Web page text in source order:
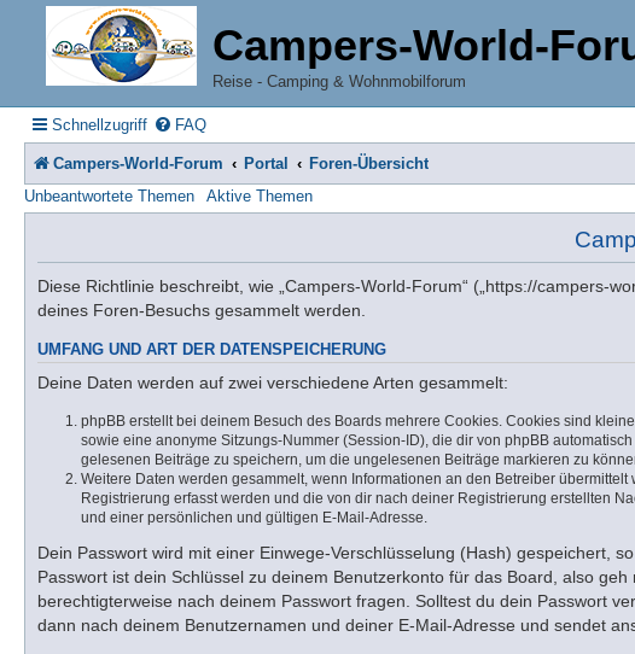
Campers-World-
Reise - Camping & Wohnmobilforum
Schnellzugriff FAQ
Campers-World-Forum Portal
Foren-Übersicht
Unbeantwortete Themen
Aktive Themen
Diese Richtlinie beschreibt, wie „Campers-World-Forum“ („https://campers-
deines Foren-Besuchs gesammelt werden.
UMFANG UND ART DER DATENSPEICHERUNG
Deine Daten werden auf zwei verschiedene Arten gesammelt:
phpBB erstellt bei deinem Besuch des Boards mehrere Cookies. Cookies sind
sowie eine anonyme Sitzungs-Nummer (Session-ID), die dir von phpBB
gelesenen Beiträge zu speichern, um die ungelesenen Beiträge markieren zu
Weitere Daten werden gesammelt, wenn Informationen an den Betreiber
Registrierung erfasst werden und die von dir nach deiner Registrierung erstellten
und einer persönlichen und gültigen E-Mail-Adresse.
Dein Passwort wird mit einer Einwege-Verschlüsselung (Hash) gespeichert,
Passwort ist dein Schlüssel zu deinem Benutzerkonto für das Board, also
berechtigterweise nach deinem Passwort fragen. Solltest du dein Passwort
dann nach deinem Benutzernamen und deiner E-Mail-Adresse und sendet